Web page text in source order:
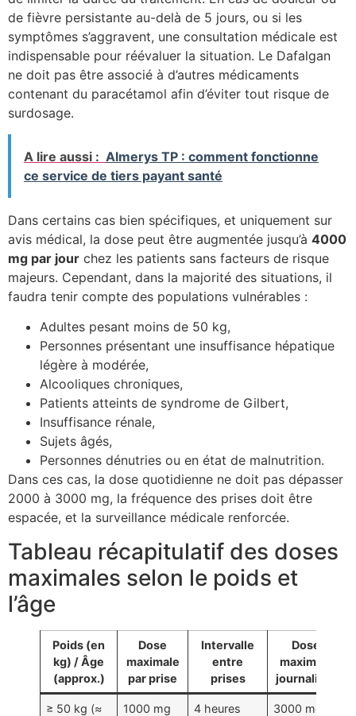
de fièvre persistante au-delà de 5 jours, ou si les
symptômes s’aggravent, une consultation médicale est
indispensable pour réévaluer la situation. Le Dafalgan
ne doit pas être associé à d’autres médicaments
contenant du paracétamol afin d’éviter tout risque de
surdosage.
A lire aussi : Almerys TP : comment fonctionne
ce service de tiers payant santé
Dans certains cas bien spécifiques, et uniquement sur
avis médical, la dose peut être augmentée jusqu’à 4000
mg par jour chez les patients sans facteurs de risque
majeurs. Cependant, dans la majorité des situations, il
faudra tenir compte des populations vulnérables :
Adultes pesant moins de 50 kg,
Personnes présentant une insuffisance hépatique
légère à modérée,
Alcooliques chroniques,
Patients atteints de syndrome de Gilbert,
Insuffisance rénale,
Sujets âgés,
Personnes dénutries ou en état de malnutrition.
Dans ces cas, la dose quotidienne ne doit pas dépasser
2000 à 3000 mg, la fréquence des prises doit être
espacée, et la surveillance médicale renforcée.
Tableau récapitulatif des doses
maximales selon le poids et
l’âge
Poids (en
kg) / Âge
(approx.)
Dose
maximale
par prise
Intervalle
entre
prises
Dose
maximale
journalière
≥ 50 kg (≈
1000 mg
4 heures
3000 mg (3